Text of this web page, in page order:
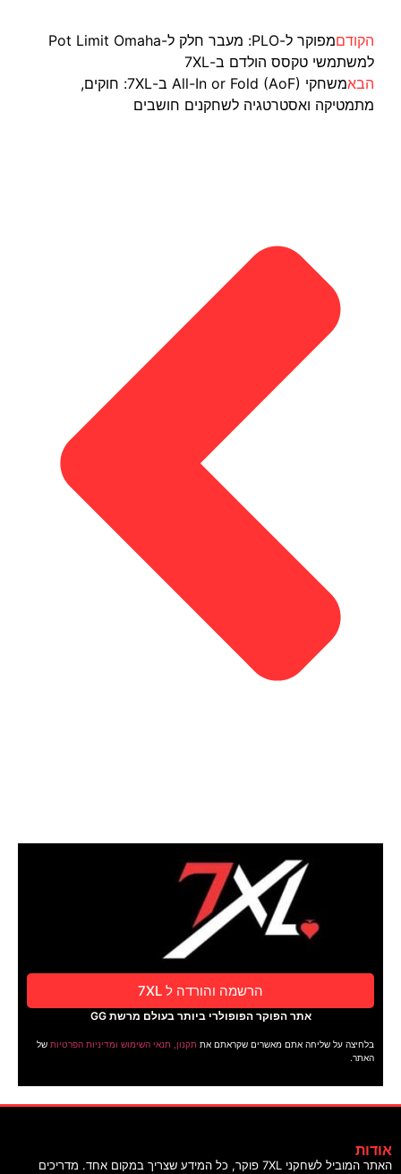
הקודם
מפוקר ל-PLO: מעבר חלק ל-Pot Limit Omaha
למשתמשי טקסס הולדם ב-7XL
הבא
משחקי All-In or Fold (AoF) ב-7XL: חוקים,
מתמטיקה ואסטרטגיה לשחקנים חושבים
הרשמה והורדה ל 7XL
אתר הפוקר הפופולרי ביותר בעולם מרשת GG
בלחיצה על שליחה אתם מאשרים שקראתם אתתקנון, תנאי השימוש ומדיניות הפרטיותשל
האתר.
האתר המוביל לשחקני 7XL פוקר, כל המידע שצריך במקום אחד. מדריכים